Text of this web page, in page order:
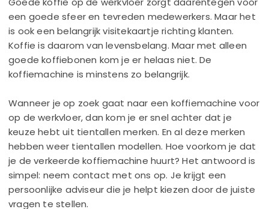
een goede sfeer en tevreden medewerkers. Maar het
is ook een belangrijk visitekaartje richting klanten.
Koffie is daarom van levensbelang. Maar met alleen
goede koffiebonen kom je er helaas niet. De
koffiemachine is minstens zo belangrijk.
Wanneer je op zoek gaat naar een koffiemachine voor
op de werkvloer, dan kom je er snel achter dat je
keuze hebt uit tientallen merken. En al deze merken
hebben weer tientallen modellen. Hoe voorkom je dat
je de verkeerde koffiemachine huurt? Het antwoord is
simpel: neem contact met ons op. Je krijgt een
persoonlijke adviseur die je helpt kiezen door de juiste
vragen te stellen.